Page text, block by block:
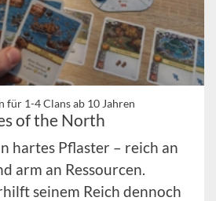
für 1-4 Clans ab 10 Jahren
of the North
hartes Pflaster – reich an
arm an Ressourcen.
seinem Reich dennoch